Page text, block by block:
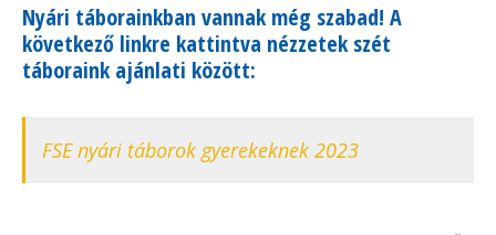
Nyári táborainkban vannak még szabad! A
következő linkre kattintva nézzetek szét
táboraink ajánlati között:
FSE nyári táborok gyerekeknek 2023